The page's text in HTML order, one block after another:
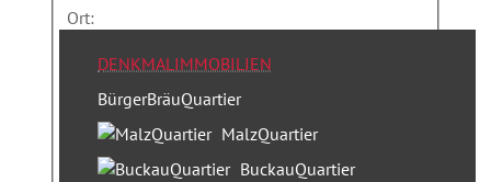
DENKMALIMMOBILIEN
BürgerBräuQuartier
MalzQuartier
BuckauQuartier
Ort:
Telefon:(*)
E-Mail:(*)